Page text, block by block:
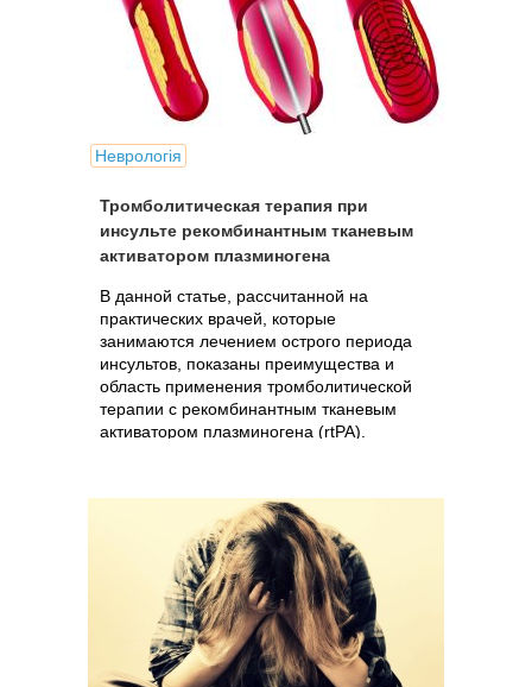
Неврологія
Тромболитическая терапия при
инсульте рекомбинантным тканевым
активатором плазминогена
В данной статье, рассчитанной на
практических врачей, которые
занимаются лечением острого периода
инсультов, показаны преимущества и
область применения тромболитической
терапии с рекомбинантным тканевым
активатором плазминогена (rtPA).